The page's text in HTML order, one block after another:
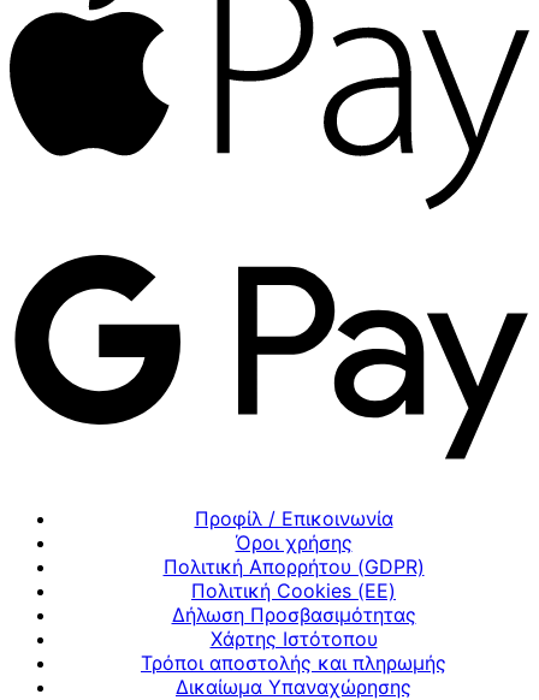
Προφίλ / Επικοινωνία
Όροι χρήσης
Πολιτική Απορρήτου (GDPR)
Πολιτική Cookies (ΕΕ)
Δήλωση Προσβασιμότητας
Χάρτης Ιστότοπου
Τρόποι αποστολής και πληρωμής
Δικαίωμα Υπαναχώρησης